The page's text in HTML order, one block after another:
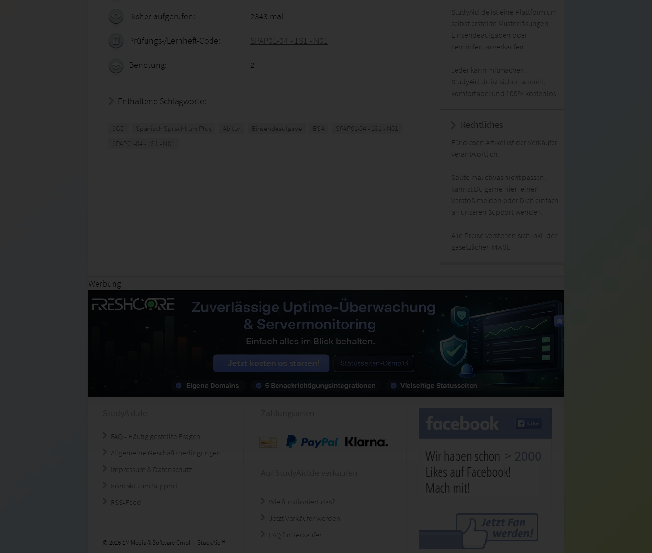
Bisher aufgerufen: 2343 mal
Prüfungs-/Lernheft-Code: SPAP01-04 - 1S1 - N01
Benotung: 2
Enthaltene Schlagworte:
SGD Spanisch Sprachkurs Plus Abitur Einsendeaufgabe ESA
SPAP01-04 - 1S1 - N01
SPAP01-04 - 1S1 - N01
StudyAid.de ist eine Plattform um
selbst erstellte Musterlösungen,
Einsendeaufgaben oder
Lernhilfen zu verkaufen.
Jeder kann mitmachen.
StudyAid.de ist sicher, schnell,
komfortabel und 100% kostenlos.
Rechtliches
Für diesen Artikel ist der Verkäufer
verantwortlich.
Sollte mal etwas nicht passen,
kannst Du gerne hier einen
Verstoß melden oder Dich einfach
an unseren Support wenden.
Alle Preise verstehen sich inkl. der
gesetzlichen MwSt.
Werbung
FAQ - Häufig gestellte Fragen
Allgemeine Geschäftsbedingungen
Impressum & Datenschutz
Kontakt zum Support
RSS-Feed
© 2026 1M Media & Software GmbH - StudyAid ®
Wie funktioniert das?
Jetzt Verkäufer werden
FAQ für Verkäufer
> 2000